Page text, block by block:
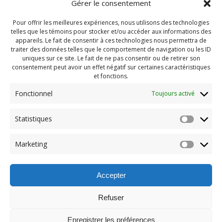
Gérer le consentement
Pour offrir les meilleures expériences, nous utilisons des technologies
telles que les témoins pour stocker et/ou accéder aux informations des
appareils. Le fait de consentir à ces technologies nous permettra de
traiter des données telles que le comportement de navigation ou les ID
uniques sur ce site. Le fait de ne pas consentir ou de retirer son
consentement peut avoir un effet négatif sur certaines caractéristiques
et fonctions.
Fonctionnel Toujours activé
Statistiques
Marketing
Accepter
Refuser
Enregistrer les préférences
Navigation
de
l'article
Previous:
post: